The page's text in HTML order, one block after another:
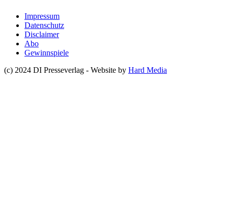
Impressum
Datenschutz
Disclaimer
Abo
Gewinnspiele
(c) 2024 DI Presseverlag - Website by Hard Media